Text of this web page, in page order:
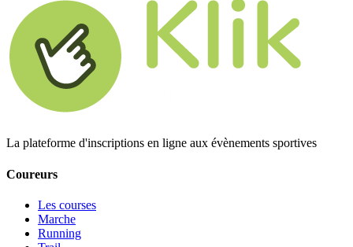
La plateforme d'inscriptions en ligne aux évènements sportives
Coureurs
Les courses
Marche
Running